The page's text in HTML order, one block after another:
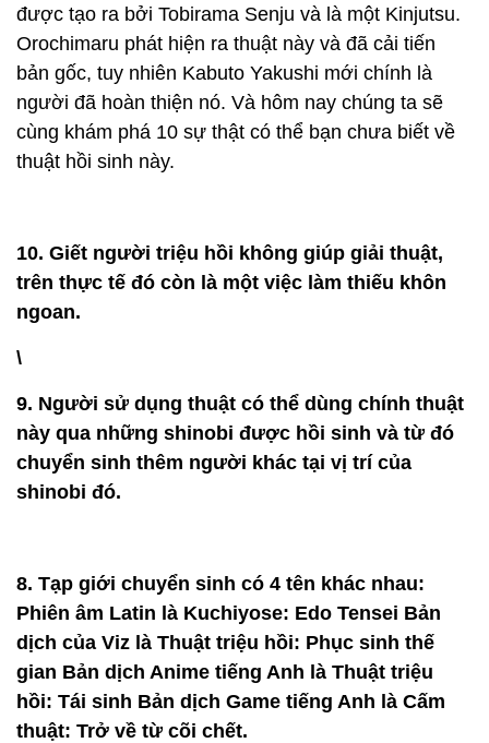
được tạo ra bởi Tobirama Senju và là một Kinjutsu.
Orochimaru phát hiện ra thuật này và đã cải tiến
bản gốc, tuy nhiên Kabuto Yakushi mới chính là
người đã hoàn thiện nó. Và hôm nay chúng ta sẽ
cùng khám phá 10 sự thật có thể bạn chưa biết về
thuật hồi sinh này.
10. Giết người triệu hồi không giúp giải thuật,
trên thực tế đó còn là một việc làm thiếu khôn
ngoan.
\
9. Người sử dụng thuật có thể dùng chính thuật
này qua những shinobi được hồi sinh và từ đó
chuyển sinh thêm người khác tại vị trí của
shinobi đó.
8. Tạp giới chuyển sinh có 4 tên khác nhau:
Phiên âm Latin là Kuchiyose: Edo Tensei Bản
dịch của Viz là Thuật triệu hồi: Phục sinh thế
gian Bản dịch Anime tiếng Anh là Thuật triệu
hồi: Tái sinh Bản dịch Game tiếng Anh là Cấm
thuật: Trở về từ cõi chết.